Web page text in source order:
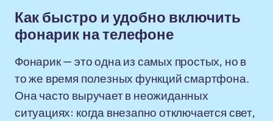
Как быстро и удобно включить
фонарик на телефоне
Фонарик — это одна из самых простых, но в
то же время полезных функций смартфона.
Она часто выручает в неожиданных
ситуациях: когда внезапно отключается свет,